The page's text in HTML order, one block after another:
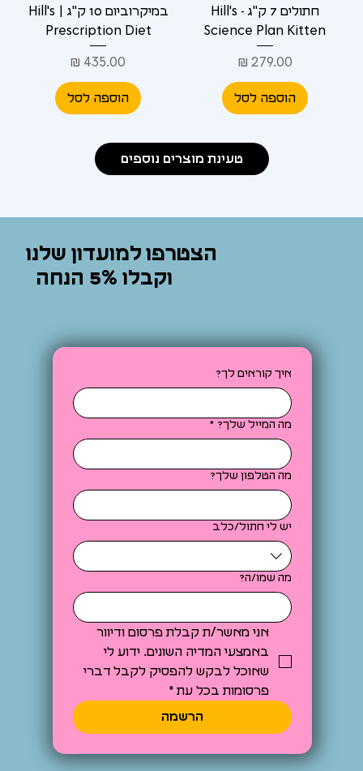
חתולים 7 ק"ג - Hill's
Science Plan Kitten
מחיר
הוספה לסל
במיקרוביום 10 ק"ג | Hill's
Prescription Diet
מחיר
הוספה לסל
טעינת מוצרים נוספים
הצטרפו למועדון שלנו
וקבלו 5% הנחה
איך קוראים לך?
מה המייל שלך? *
מה הטלפון שלך?
יש לי חתול/כלב
מה שמו/ה?
אני מאשר/ת קבלת פרסום ודיוור
באמצעי המדיה השונים. ידוע לי
שאוכל לבקש להפסיק לקבל דברי
פרסומות בכל עת *
הרשמה